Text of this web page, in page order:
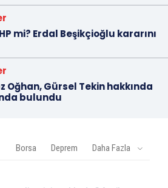
mi? Erdal Beşikçioğlu kararını
Oğhan, Gürsel Tekin hakkında
bulundu
Borsa Deprem Daha Fazla